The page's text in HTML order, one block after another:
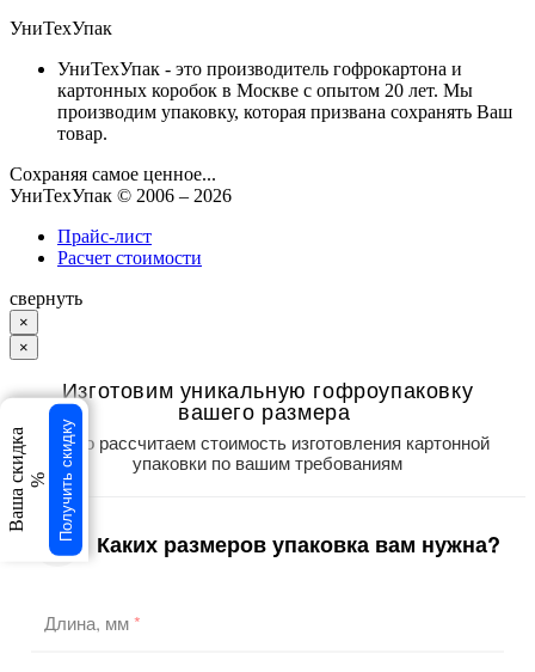
УниТехУпак
УниТехУпак - это производитель гофрокартона и
картонных коробок в Москве с опытом 20 лет. Мы
производим упаковку, которая призвана сохранять Ваш
товар.
Сохраняя самое ценное...
УниТехУпак © 2006 – 2026
Прайс-лист
Расчет стоимости
свернуть
×
×
Изготовим уникальную гофроупаковку
вашего размера
Точно рассчитаем стоимость изготовления картонной
упаковки по вашим требованиям
1 /3 Каких размеров упаковка вам нужна?
Длина, мм*
Ваша скидка % Получить скидку